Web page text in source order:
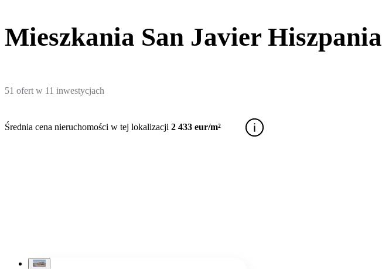
Mieszkania San Javier Hiszpania
51 ofert w 11 inwestycjach
Średnia cena nieruchomości w tej lokalizacji 2 433 eur/m²